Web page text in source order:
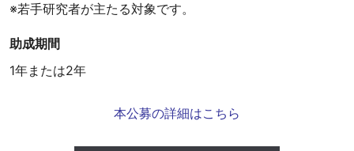
※若手研究者が主たる対象です。
助成期間
1年または2年
本公募の詳細はこちら